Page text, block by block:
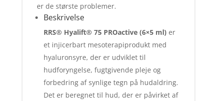
er de største problemer.
Beskrivelse
RRS® Hyalift® 75 PROactive (6×5 ml) er
et injicerbart mesoterapiprodukt med
hyaluronsyre, der er udviklet til
hudforyngelse, fugtgivende pleje og
forbedring af synlige tegn på hudaldring.
Det er beregnet til hud, der er påvirket af